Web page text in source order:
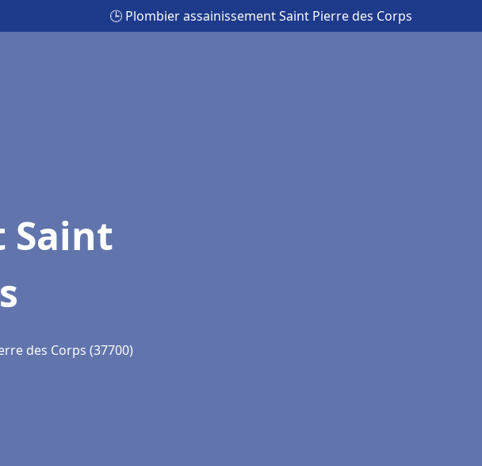
🕒 Plombier assainissement Saint Pierre des Corps
Saint
des Corps (37700)